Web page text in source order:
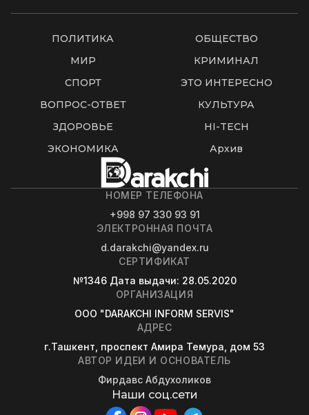
ПОЛИТИКА
ОБЩЕСТВО
МИР
КРИМИНАЛ
СПОРТ
ЭТО ИНТЕРЕСНО
ВОПРОС-ОТВЕТ
КУЛЬТУРА
ЗДОРОВЬЕ
HI-TECH
ЭКОНОМИКА
Архив
НОМЕР ТЕЛЕФОНА
+998 97 330 93 91
ЭЛЕКТРОННАЯ ПОЧТА
d.darakchi@yandex.ru
СЕРТИФИКАТ
№1346 Дата выдачи: 28.05.2020
ОРГАНИЗАЦИЯ
OOO "DARAKCHI INFORM SERVIS"
АДРЕС
г.Ташкент, проспект Амира Темура, дом 53
АВТОР ИДЕИ И ОСНОВАТЕЛЬ
Фирдавс Абдухоликов
Наши соц.сети